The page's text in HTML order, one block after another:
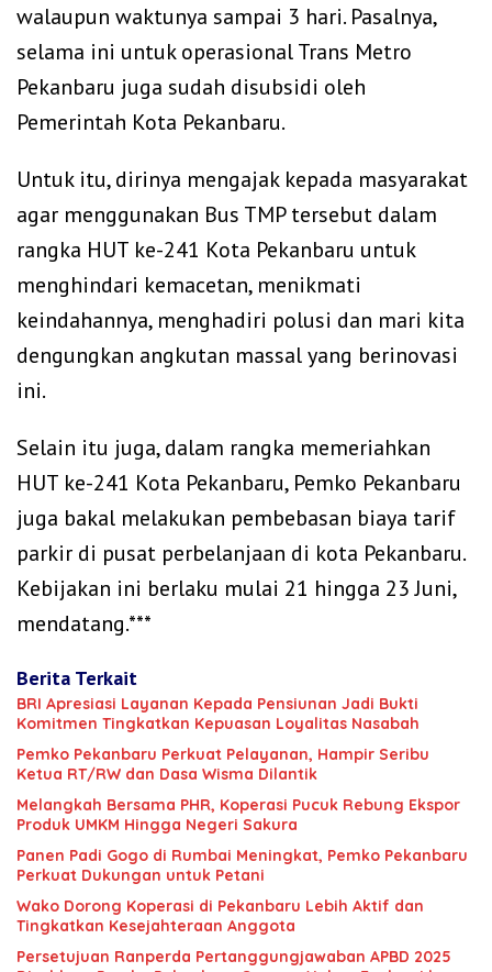
walaupun waktunya sampai 3 hari. Pasalnya,
selama ini untuk operasional Trans Metro
Pekanbaru juga sudah disubsidi oleh
Pemerintah Kota Pekanbaru.
Untuk itu, dirinya mengajak kepada masyarakat
agar menggunakan Bus TMP tersebut dalam
rangka HUT ke-241 Kota Pekanbaru untuk
menghindari kemacetan, menikmati
keindahannya, menghadiri polusi dan mari kita
dengungkan angkutan massal yang berinovasi
ini.
Selain itu juga, dalam rangka memeriahkan
HUT ke-241 Kota Pekanbaru, Pemko Pekanbaru
juga bakal melakukan pembebasan biaya tarif
parkir di pusat perbelanjaan di kota Pekanbaru.
Kebijakan ini berlaku mulai 21 hingga 23 Juni,
mendatang.***
Berita Terkait
BRI Apresiasi Layanan Kepada Pensiunan Jadi Bukti
Komitmen Tingkatkan Kepuasan Loyalitas Nasabah
Pemko Pekanbaru Perkuat Pelayanan, Hampir Seribu
Ketua RT/RW dan Dasa Wisma Dilantik
Melangkah Bersama PHR, Koperasi Pucuk Rebung Ekspor
Produk UMKM Hingga Negeri Sakura
Panen Padi Gogo di Rumbai Meningkat, Pemko Pekanbaru
Perkuat Dukungan untuk Petani
Wako Dorong Koperasi di Pekanbaru Lebih Aktif dan
Tingkatkan Kesejahteraan Anggota
Persetujuan Ranperda Pertanggungjawaban APBD 2025